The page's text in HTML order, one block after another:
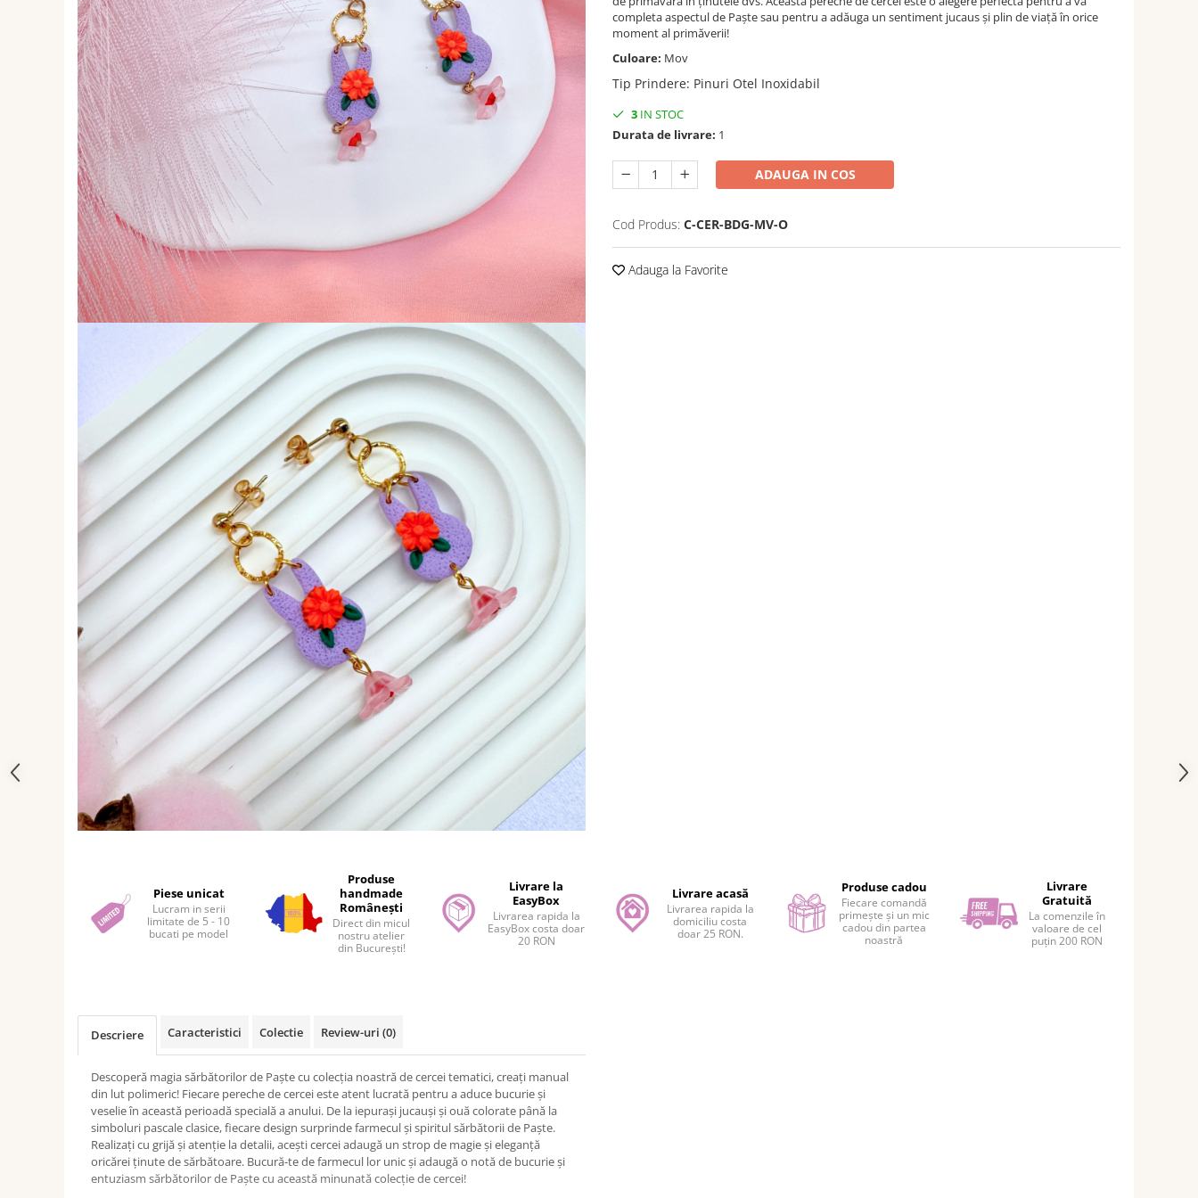
Neon Collection
Passion for Red
Pink Pastel
Second Breakfast
Tiny but Mighty
White Sensation
Facebook
completa aspectul de Paște sau pentru a adăuga un sentiment jucaus și plin de viață în orice
moment al primăverii!
Culoare: Mov
Tip Prindere: Pinuri Otel Inoxidabil
3 IN STOC
Durata de livrare: 1
ADAUGA IN COS
Cod Produs: C-CER-BDG-MV-O
Adauga la Favorite
Piese unicat
Lucram in serii
limitate de 5 - 10
bucati pe model
Produse
handmade
Românești
Direct din micul
nostru atelier
din București!
Livrare la
EasyBox
Livrarea rapida la
EasyBox costa doar
20 RON
Livrare acasă
Livrarea rapida la
domiciliu costa
doar 25 RON.
Produse cadou
Fiecare comandă
primește și un mic
cadou din partea
noastră
Livrare
Gratuită
La comenzile în
valoare de cel
puțin 200 RON
Descriere Caracteristici Colectie Review-uri (0)
Descoperă magia sărbătorilor de Paște cu colecția noastră de cercei tematici, creați manual
din lut polimeric! Fiecare pereche de cercei este atent lucrată pentru a aduce bucurie și
veselie în această perioadă specială a anului. De la iepurași jucauși și ouă colorate până la
simboluri pascale clasice, fiecare design surprinde farmecul și spiritul sărbătorii de Paște.
Realizați cu grijă și atenție la detalii, acești cercei adaugă un strop de magie și eleganță
oricărei ținute de sărbătoare. Bucură-te de farmecul lor unic și adaugă o notă de bucurie și
entuziasm sărbătorilor de Paște cu această minunată colecție de cercei!